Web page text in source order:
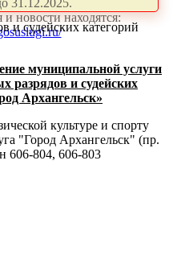
31.12.2025.
новости находятся:
и судейских категорий
муниципальной услуги
разрядов и судейских
Архангельск»
культуре и спорту
"Город Архангельск" (пр.
606-804, 606-803